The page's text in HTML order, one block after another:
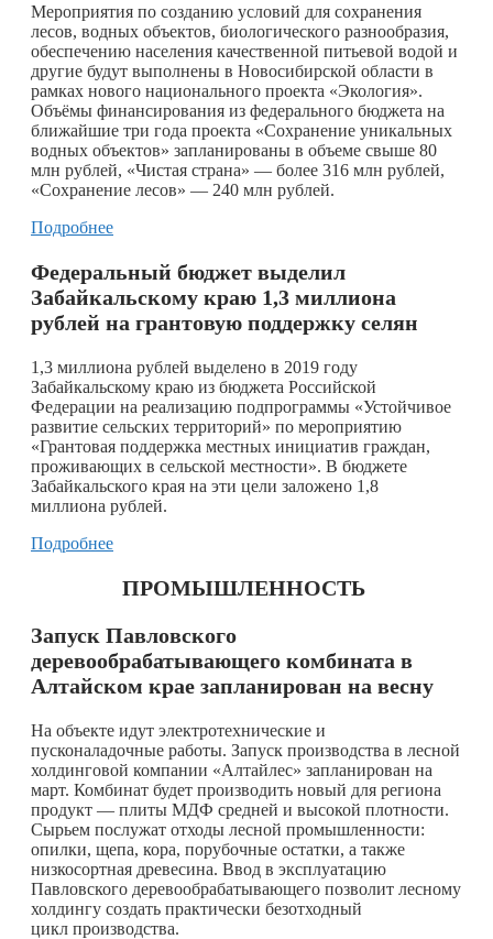
Мероприятия по созданию условий для сохранения
лесов, водных объектов, биологического разнообразия,
обеспечению населения качественной питьевой водой и
другие будут выполнены в Новосибирской области в
рамках нового национального проекта «Экология».
Объёмы финансирования из федерального бюджета на
ближайшие три года проекта «Сохранение уникальных
водных объектов» запланированы в объеме свыше 80
млн рублей, «Чистая страна» — более 316 млн рублей,
«Сохранение лесов» — 240 млн рублей.
Подробнее
Федеральный бюджет выделил
Забайкальскому краю 1,3 миллиона
рублей на грантовую поддержку селян
1,3 миллиона рублей выделено в 2019 году
Забайкальскому краю из бюджета Российской
Федерации на реализацию подпрограммы «Устойчивое
развитие сельских территорий» по мероприятию
«Грантовая поддержка местных инициатив граждан,
проживающих в сельской местности». В бюджете
Забайкальского края на эти цели заложено 1,8
миллиона рублей.
Подробнее
ПРОМЫШЛЕННОСТЬ
Запуск Павловского
деревообрабатывающего комбината в
Алтайском крае запланирован на весну
На объекте идут электротехнические и
пусконаладочные работы. Запуск производства в лесной
холдинговой компании «Алтайлес» запланирован на
март. Комбинат будет производить новый для региона
продукт — плиты МДФ средней и высокой плотности.
Сырьем послужат отходы лесной промышленности:
опилки, щепа, кора, порубочные остатки, а также
низкосортная древесина. Ввод в эксплуатацию
Павловского деревообрабатывающего позволит лесному
холдингу создать практически безотходный
цикл производства.